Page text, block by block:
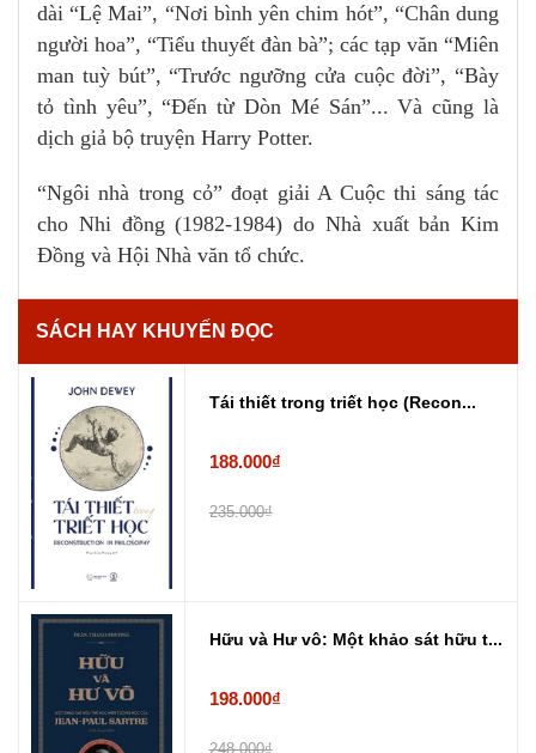
dài “Lệ Mai”, “Nơi bình yên chim hót”, “Chân dung
người hoa”, “Tiểu thuyết đàn bà”; các tạp văn “Miên
man tuỳ bút”, “Trước ngưỡng cửa cuộc đời”, “Bày
tỏ tình yêu”, “Đến từ Dòn Mé Sán”... Và cũng là
dịch giả bộ truyện Harry Potter.
“Ngôi nhà trong cỏ” đoạt giải A Cuộc thi sáng tác
cho Nhi đồng (1982-1984) do Nhà xuất bản Kim
Đồng và Hội Nhà văn tổ chức.
SÁCH HAY KHUYẾN ĐỌC
Tái thiết trong triết học (Recon...
188.000₫
235.000₫
Hữu và Hư vô: Một khảo sát hữu t...
198.000₫
248.000₫